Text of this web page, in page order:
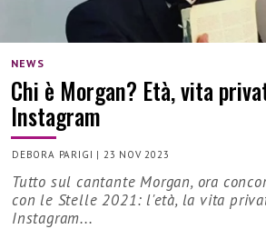
NEWS
Chi è Morgan? Età, vita
Instagram
DEBORA PARIGI | 23 NOV 2023
Tutto sul cantante Morgan, ora
con le Stelle 2021: l'età, la vita
Instagram...